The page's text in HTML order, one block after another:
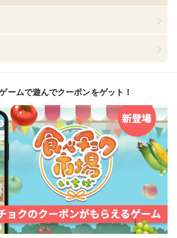
ームで遊んでクーポンをゲット！